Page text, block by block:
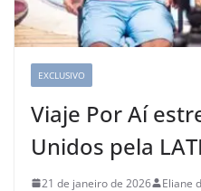
EXCLUSIVO
Viaje Por Aí
Unidos pela
21 de janeiro de 2026 Eliane